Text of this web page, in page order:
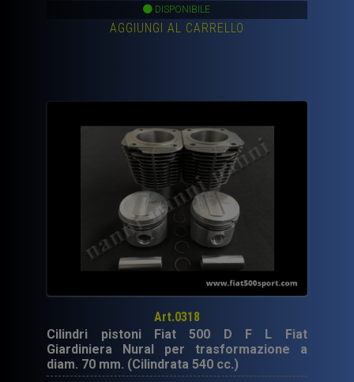
DISPONIBILE
AGGIUNGI AL CARRELLO
Art.0318
Cilindri pistoni Fiat 500 D F L Fiat
Giardiniera Nural per trasformazione a
diam. 70 mm. (Cilindrata 540 cc.)